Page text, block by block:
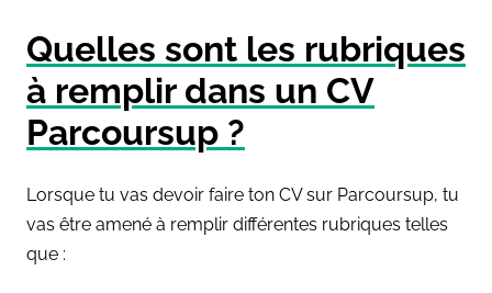
Quelles sont les rubriques
à remplir dans un CV
Parcoursup ?
Lorsque tu vas devoir faire ton CV sur Parcoursup, tu
vas être amené à remplir différentes rubriques telles
que :